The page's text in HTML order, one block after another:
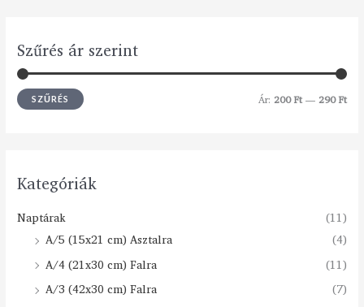
Szűrés ár szerint
SZŰRÉS Ár: 200 Ft— 290 Ft
Kategóriák
Naptárak
(11)
A/5 (15x21 cm) Asztalra
(4)
A/4 (21x30 cm) Falra
(11)
A/3 (42x30 cm) Falra
(7)